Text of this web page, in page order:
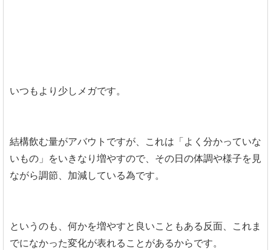
いつもより少しメガです。
結構飲む量がアバウトですが、これは「よく分かっていな
いもの」をいきなり増やすので、その日の体調や様子を見
ながら調節、加減している為です。
というのも、何かを増やすと良いこともある反面、これま
でになかった変化が表れることがあるからです。